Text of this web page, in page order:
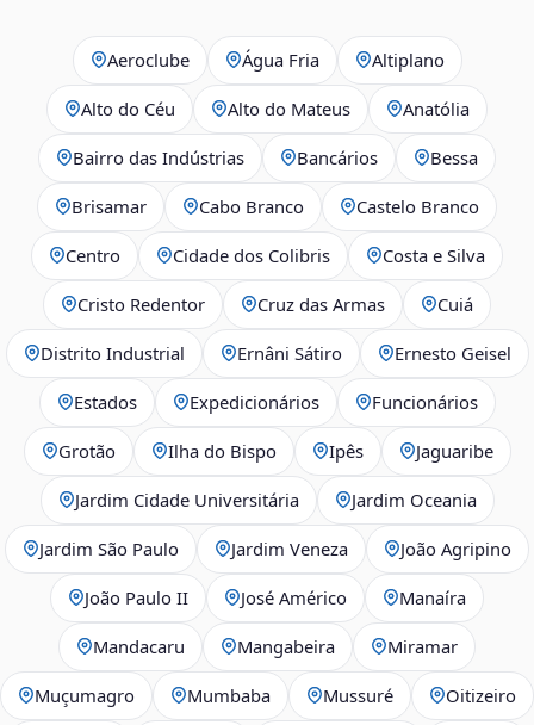
Aeroclube Água Fria Altiplano
Alto do Céu Alto do Mateus Anatólia
Bairro das Indústrias Bancários Bessa
Brisamar Cabo Branco Castelo Branco
Centro Cidade dos Colibris Costa e Silva
Cristo Redentor Cruz das Armas Cuiá
Distrito Industrial Ernâni Sátiro Ernesto Geisel
Estados Expedicionários Funcionários
Grotão Ilha do Bispo Ipês Jaguaribe
Jardim Cidade Universitária Jardim Oceania
Jardim São Paulo Jardim Veneza João Agripino
João Paulo II José Américo Manaíra
Mandacaru Mangabeira Miramar
Muçumagro Mumbaba Mussuré Oitizeiro